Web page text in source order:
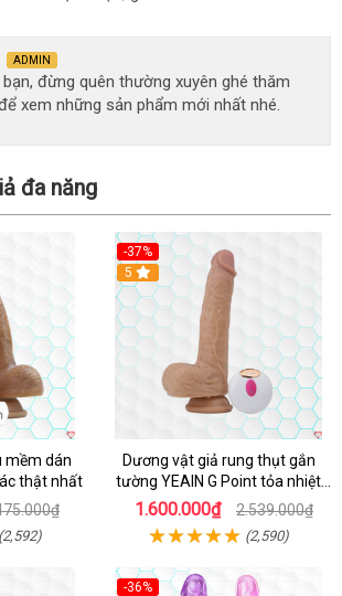
ADMIN
đừng quên thường xuyên ghé thăm
xem những sản phẩm mới nhất nhé.
đa năng
mềm dán
thật nhất
(2,592)
-37%
5
Dương vật giả rung thụt gắn
tường YEAIN G Point tỏa nhiệt
điều khiển từ xa
1.600.000₫ 2.539.000₫
(2,590)
-36%